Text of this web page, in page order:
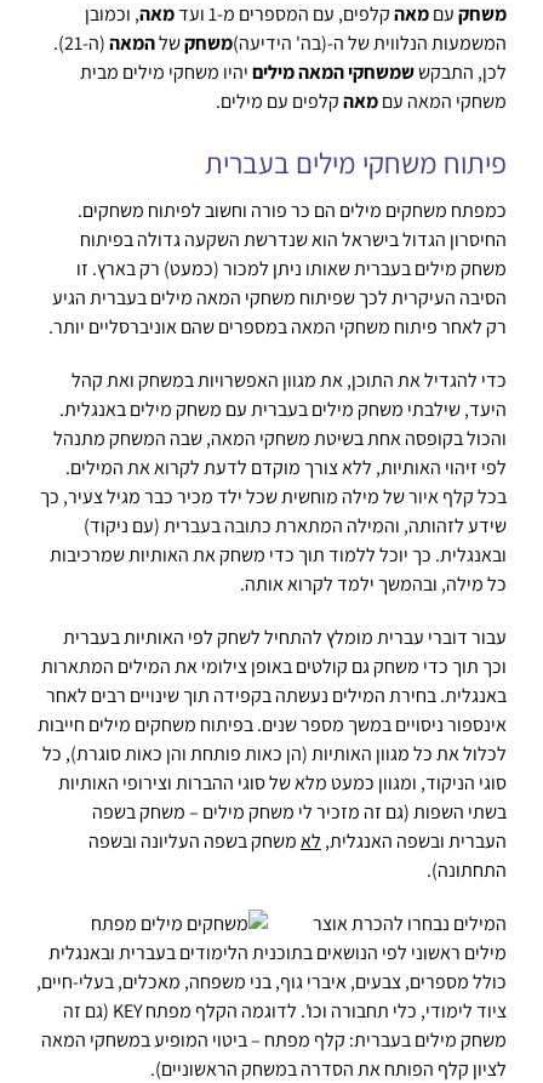
משחקעםמאהקלפים, עם המספרים מ-1 ועד מאה, וכמובן
המשמעות הנלווית של ה-(בה' הידיעה)משחקשלהמאה
(ה-21).
לכן, התבקששמשחקי המאה מיליםיהיו משחקי מילים מבית
משחקי המאה עםמאהקלפים עם מילים.
פיתוח משחקי מילים בעברית
כמפתח משחקים מילים הם כר פורה וחשוב לפיתוח משחקים.
החיסרון הגדול בישראל הוא שנדרשת השקעה גדולה בפיתוח
משחק מילים בעברית שאותו ניתן למכור (כמעט) רק בארץ. זו
הסיבה העיקרית לכך שפיתוח משחקי המאה מילים בעברית הגיע
רק לאחר פיתוח משחקי המאה במספרים שהם אוניברסליים יותר.
כדי להגדיל את התוכן, את מגוון האפשרויות במשחק ואת קהל
היעד, שילבתי משחק מילים בעברית עם משחק מילים באנגלית.
והכול בקופסה אחת בשיטת משחקי המאה, שבה המשחק מתנהל
לפי זיהוי האותיות, ללא צורך מוקדם לדעת לקרוא את המילים.
בכל קלף איור של מילה מוחשית שכל ילד מכיר כבר מגיל צעיר, כך
שידע לזהותה, והמילה המתארת כתובה בעברית (עם ניקוד)
ובאנגלית. כך יוכל ללמוד תוך כדי משחק את האותיות שמרכיבות
כל מילה, ובהמשך ילמד לקרוא אותה.
עבור דוברי עברית מומלץ להתחיל לשחק לפי האותיות בעברית
וכך תוך כדי משחק גם קולטים באופן צילומי את המילים המתארות
באנגלית. בחירת המילים נעשתה בקפידה תוך שינויים רבים לאחר
אינספור ניסויים במשך מספר שנים. בפיתוח משחקים מילים חייבות
לכלול את כל מגוון האותיות (הן כאות פותחת והן כאות סוגרת), כל
סוגי הניקוד, ומגוון כמעט מלא של סוגי ההברות וצירופי האותיות
בשתי השפות (גם זה מזכיר לי משחק מילים – משחק בשפה
העברית ובשפה האנגלית, לאמשחק בשפה העליונה ובשפה
התחתונה).
המילים נבחרו להכרת אוצר
מילים ראשוני לפי הנושאים בתוכנית הלימודים בעברית ובאנגלית
כולל מספרים, צבעים, איברי גוף, בני משפחה, מאכלים, בעלי-חיים,
ציוד לימודי, כלי תחבורה וכו'. לדוגמה הקלף מפתח KEY (גם זה
משחק מילים בעברית: קלף מפתח – ביטוי המופיע במשחקי המאה
לציון קלף הפותח את הסדרה במשחק הראשוניים).